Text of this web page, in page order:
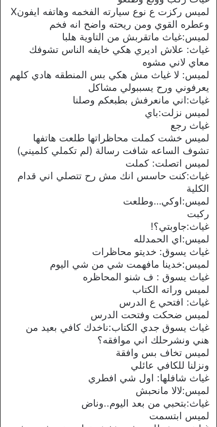
لميس ركزت ع نوع سيارته الفخمه وهاتفه ايفونX
وعطره القوي ومن ريحته واضح انه فخم
لميس:غياث ماتقربش من التاوية هلبا
غياث: علاش اديري هكي خايفه الناس تشوفك
معاي لاني مشوه
لميس: لا غياث مش هكي بس المنطقه هادي كلهم
يعرفوني ورح يسببولي مشاكل
غياث:اني مانعرفش بطبعكم وصلنا
لميس نزلت:باي
غياث رجع
لميس خشت كملت محاظراتها طلعت هاتفها
تشوف الساعه شافت رسالة (لم تكملي كلميني)
لميس اتصلت: كملت
غياث:كنت حاسس انك مش رح تتصلي اني قدام
الكلية
لميس:اوكي…وطلعت
ركبت
غياث:جاوبتي؟!
لميس:اي الحمدلله
غياث يسوق: خديتو محاظرات
لميس:خدينا مافهمت شي من شي اليوم
غياث يسوق : ف شنو المحاظره
لميس وراته الكتاب
غياث: افتحي ع الدرس
لميس ضحكت وفتحت الدرس
غياث يسوق جدي الكتاب:ناخدك كافي بعيد من
هني ونشرحلك اني موافقه؟
لميس تخاف بس وافقة
ونزلنا للكافي عائلي
غياث شافلها: اول شي افطري
لميس:لالا مانحبش
غياث:بتحبي من بعد اليوم..وناض
لميس ابتسمت